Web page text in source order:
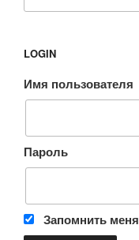
LOGIN
Имя пользователя
Пароль
Запомнить меня